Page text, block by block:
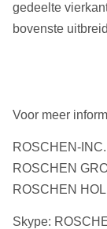
gedeelte
bovenste
Voor meer
ROSCHEN-INC.
ROSCHEN
ROSCHEN
Skype: